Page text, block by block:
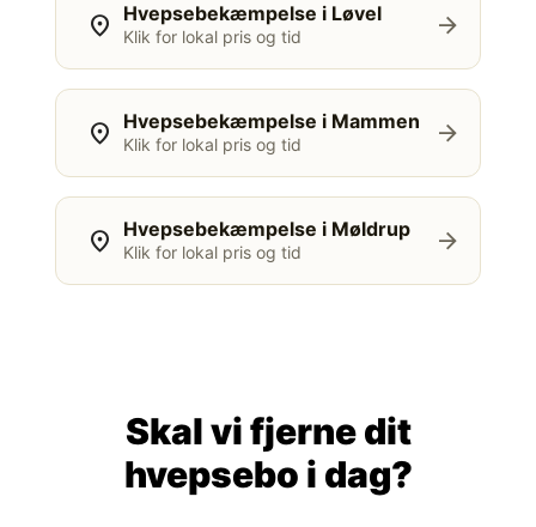
location_on Hvepsebekæmpelse i Løvel
Klik for lokal pris og tid arrow_forward
location_on Hvepsebekæmpelse i Mammen
Klik for lokal pris og tid arrow_forward
location_on Hvepsebekæmpelse i Møldrup
Klik for lokal pris og tid arrow_forward
Skal vi fjerne dit
hvepsebo i dag?